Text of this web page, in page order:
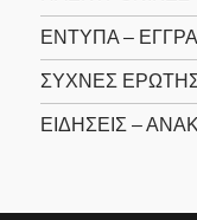
ΕΝΤΥΠΑ –
ΣΥΧΝΕΣ
ΕΙΔΗΣΕΙΣ –